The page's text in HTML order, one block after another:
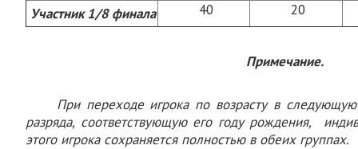
Участник 1/8 финала
40 20
Примечание.
При переходе игрока по возрасту в следующую
разряда, соответствующую его году рождения,
этого игрока сохраняется полностью в обеих группах.